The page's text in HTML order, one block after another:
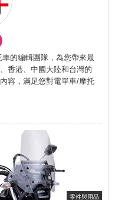
的編輯團隊，為您帶來最
香港、中國大陸和台灣的
容，滿足您對電單車/摩托
零件與用品